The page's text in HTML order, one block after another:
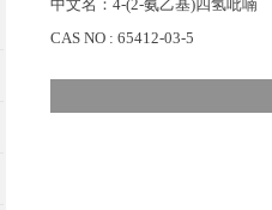
中文名：4-(2-氨乙基)四氢吡喃
CAS NO : 65412-03-5